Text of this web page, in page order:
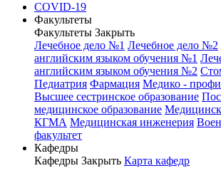
COVID-19
Факультеты
Факультеты Закрыть
Лечебное дело №1 Лечебное дело №2
английским языком обучения №1
английским языком обучения №2
Педиатрия Фармация Медико -
Высшее сестринское образование
медицинское образование
КГМА Медицинская инженерия
факультет
Кафедры
Кафедры Закрыть Карта кафедр